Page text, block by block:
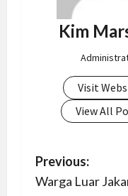
Kim
Visit
View All
P
Previous:
Warga Luar